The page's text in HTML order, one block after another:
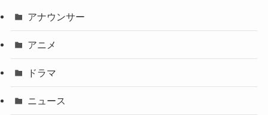
アナウンサー
アニメ
ドラマ
ニュース